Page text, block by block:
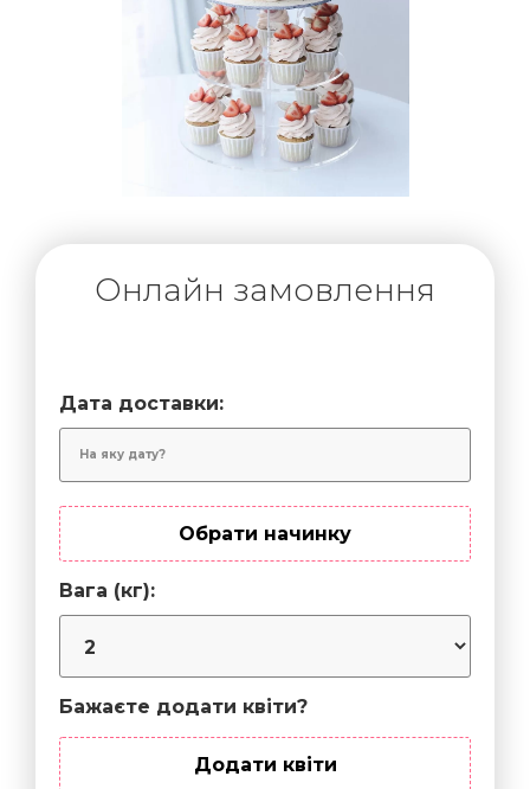
Онлайн замовлення
Дата доставки:
Обрати начинку
Вага (кг):
Бажаєте додати квіти?
Додати квіти